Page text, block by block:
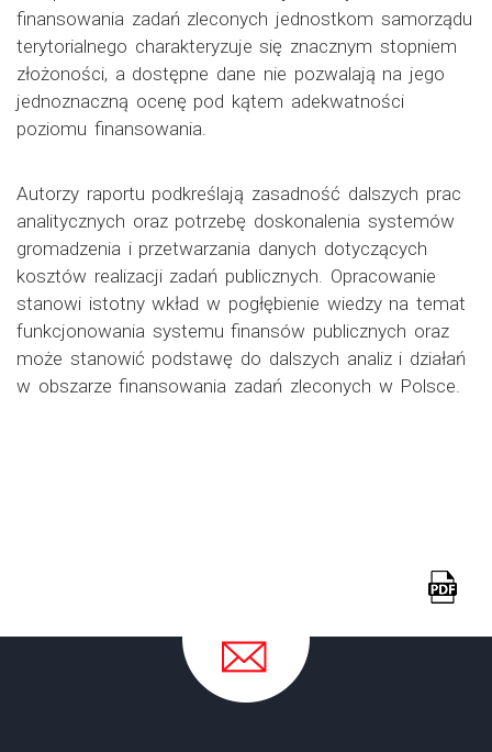
finansowania zadań zleconych jednostkom samorządu
terytorialnego charakteryzuje się znacznym stopniem
złożoności, a dostępne dane nie pozwalają na jego
jednoznaczną ocenę pod kątem adekwatności
poziomu finansowania.
Autorzy raportu podkreślają zasadność dalszych prac
analitycznych oraz potrzebę doskonalenia systemów
gromadzenia i przetwarzania danych dotyczących
kosztów realizacji zadań publicznych. Opracowanie
stanowi istotny wkład w pogłębienie wiedzy na temat
funkcjonowania systemu finansów publicznych oraz
może stanowić podstawę do dalszych analiz i działań
w obszarze finansowania zadań zleconych w Polsce.